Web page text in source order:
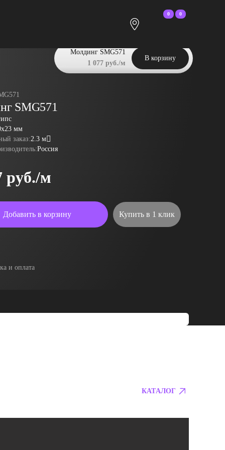
0 0
SMG571
мм
заказ:2.3 м
Россия
руб./м
Добавить в корзину Купить в 1 клик
Молдинг SMG571
1 077 руб./м
В корзину
и оплата
КАТАЛОГ